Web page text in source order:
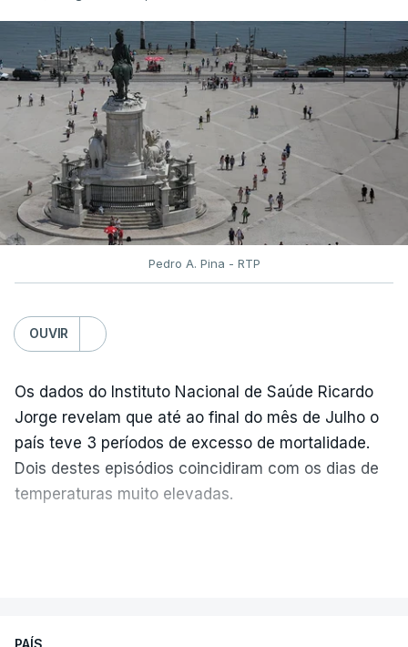
A primeira fase de acesso ao ensino superior
terminou na quinta-feira. Mas o Governo decidiu
dar mais três dias aos cerca de 20 mil alunos que
pediram a revisão das provas.
Pedro A. Pina - RTP
OUVIR
Os dados do Instituto Nacional de Saúde Ricardo
Jorge revelam que até ao final do mês de Julho o
país teve 3 períodos de excesso de mortalidade.
Dois destes episódios coincidiram com os dias de
temperaturas muito elevadas.
PAÍS